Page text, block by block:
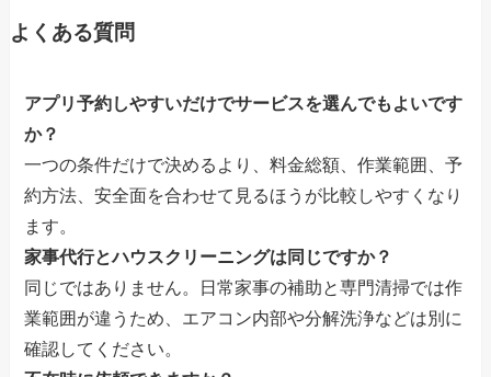
よくある質問
アプリ予約しやすいだけでサービスを選んでもよいです
か？
一つの条件だけで決めるより、料金総額、作業範囲、予
約方法、安全面を合わせて見るほうが比較しやすくなり
ます。
家事代行とハウスクリーニングは同じですか？
同じではありません。日常家事の補助と専門清掃では作
業範囲が違うため、エアコン内部や分解洗浄などは別に
確認してください。